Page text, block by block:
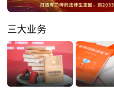
三大业务